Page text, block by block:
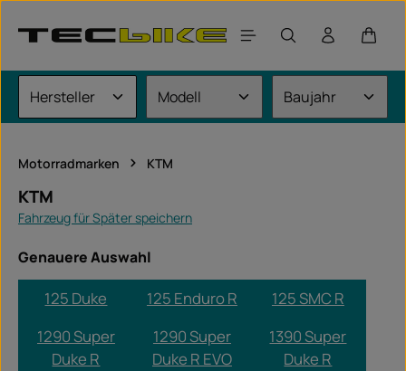
Motorradmarken KTM
KTM
Fahrzeug für Später speichern
Genauere Auswahl
125 Duke 125 Enduro R
125 SMC R
1290 Super
Duke R
1290 Super
Duke R EVO
1390 Super
Duke R